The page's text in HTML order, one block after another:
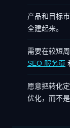
产品和目标
全建起来。
需要在较短
SEO 服务页
愿意把转化
优化，而不